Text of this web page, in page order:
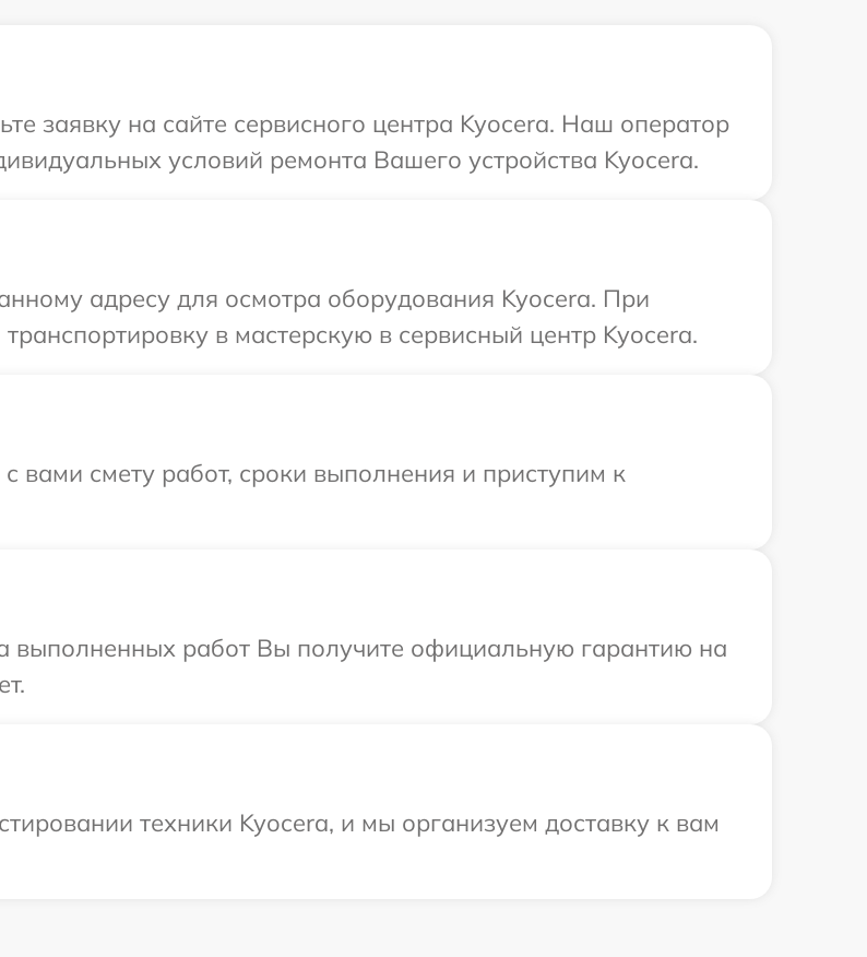
заявку на сайте сервисного центра Kyocera. Наш оператор
условий ремонта Вашего устройства Kyocera.
адресу для осмотра оборудования Kyocera. При
в мастерскую в сервисный центр Kyocera.
вами смету работ, сроки выполнения и приступим к
выполненных работ Вы получите официальную гарантию на
техники Kyocera, и мы организуем доставку к вам